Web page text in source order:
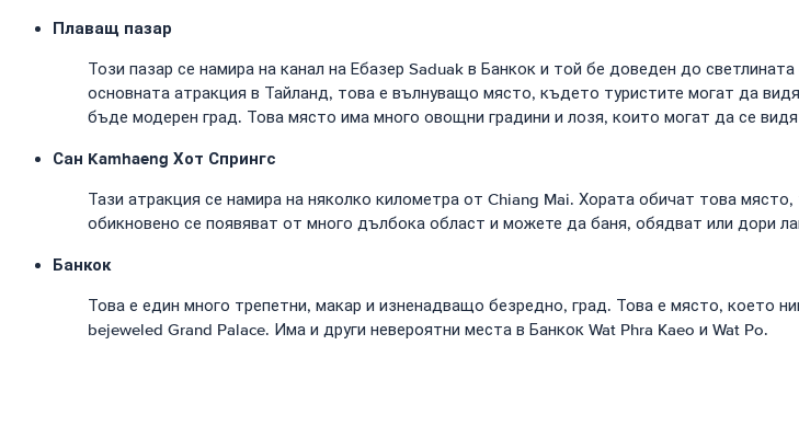
Плаващ пазар
Този пазар се намира на канал на Ебазер Saduak в Банкок и той бе доведен до
основната атракция в Тайланд, това е вълнуващо място, където туристите могат да
бъде модерен град. Това място има много овощни градини и лозя, които могат да се
Сан Kamhaeng Хот Спрингс
Тази атракция се намира на няколко километра от Chiang Mai. Хората обичат това
обикновено се появяват от много дълбока област и можете да баня, обядват или дори
Банкок
Това е един много трепетни, макар и изненадващо безредно, град. Това е място, което
bejeweled Grand Palace. Има и други невероятни места в Банкок Wat Phra Kaeo и Wat Po.